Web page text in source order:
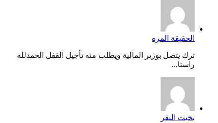
الحقيقة المره
ترك يتصل بوزير المالية ويطلب منه تأجيل القفل الحمدلله
راسنا...
بخيت النقر